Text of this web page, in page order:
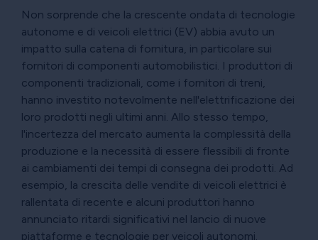
Non sorprende che la crescente ondata di tecnologie
autonome e di veicoli elettrici (EV) abbia avuto un
impatto sulla catena di fornitura, in particolare sui
fornitori di componenti automobilistici. I produttori di
componenti tradizionali, come i fornitori di treni,
hanno investito notevolmente nell'elettrificazione dei
loro prodotti negli ultimi anni. Allo stesso tempo,
l'incertezza del mercato aumenta la complessità della
produzione e la necessità di essere flessibili di fronte
ai cambiamenti dei tempi di consegna dei prodotti. Ad
esempio, la crescita delle vendite di veicoli elettrici è
rallentata di recente e alcuni produttori hanno
annunciato ritardi significativi nel lancio di nuove
piattaforme e tecnologie per veicoli autonomi.